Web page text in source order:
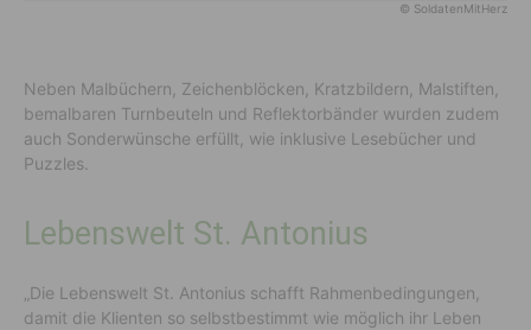
© SoldatenMitHerz
Neben Malbüchern, Zeichenblöcken, Kratzbildern, Malstiften,
bemalbaren Turnbeuteln und Reflektorbänder wurden zudem
auch Sonderwünsche erfüllt, wie inklusive Lesebücher und
Puzzles.
Lebenswelt St. Antonius
„Die Lebenswelt St. Antonius schafft Rahmenbedingungen,
damit die Klienten so selbstbestimmt wie möglich ihr Leben